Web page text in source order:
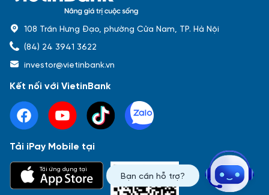
Báo cáo tài chính Thông tin giao dịch
Bạn cần hỗ trợ?
108 Trần Hưng Đạo, phường Cửa Nam, TP. Hà Nội
(84) 24 3941 3622
investor@vietinbank.vn
Kết nối với VietinBank
Tải iPay Mobile tại
Tải ứng dụng tại